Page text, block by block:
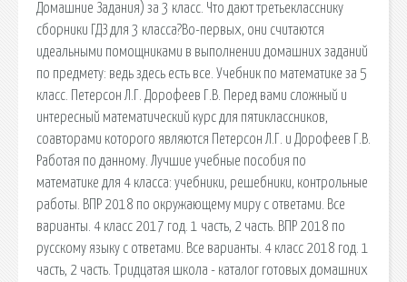
Домашние Задания) за 3 класс. Что дают третьекласснику
сборники ГДЗ для 3 класса?Во-первых, они считаются
идеальными помощниками в выполнении домашних заданий
по предмету: ведь здесь есть все. Учебник по математике за 5
класс. Петерсон Л.Г. Дорофеев Г.В. Перед вами сложный и
интересный математический курс для пятиклассников,
соавторами которого являются Петерсон Л.Г. и Дорофеев Г.В.
Работая по данному. Лучшие учебные пособия по
математике для 4 класса: учебники, решебники, контрольные
работы. ВПР 2018 по окружающему миру с ответами. Все
варианты. 4 класс 2017 год. 1 часть, 2 часть. ВПР 2018 по
русскому языку с ответами. Все варианты. 4 класс 2018 год. 1
часть, 2 часть. Тридцатая школа - каталог готовых домашних